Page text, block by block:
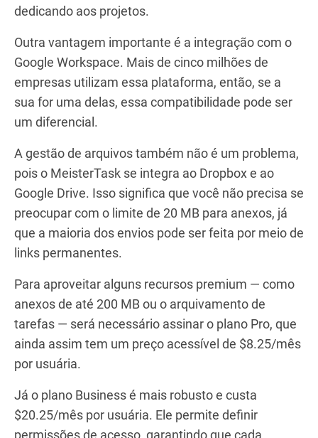
dedicando aos projetos.
Outra vantagem importante é a integração com o
Google Workspace. Mais de cinco milhões de
empresas utilizam essa plataforma, então, se a
sua for uma delas, essa compatibilidade pode ser
um diferencial.
A gestão de arquivos também não é um problema,
pois o MeisterTask se integra ao Dropbox e ao
Google Drive. Isso significa que você não precisa se
preocupar com o limite de 20 MB para anexos, já
que a maioria dos envios pode ser feita por meio de
links permanentes.
Para aproveitar alguns recursos premium — como
anexos de até 200 MB ou o arquivamento de
tarefas — será necessário assinar o plano Pro, que
ainda assim tem um preço acessível de $8.25/mês
por usuária.
Já o plano Business é mais robusto e custa
$20.25/mês por usuária. Ele permite definir
permissões de acesso, garantindo que cada